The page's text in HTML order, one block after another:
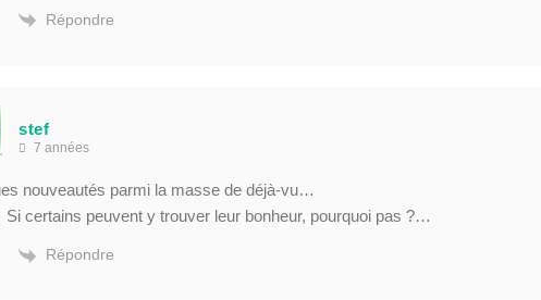
Répondre
stef
7 années
nouveautés parmi la masse de déjà-vu…
certains peuvent y trouver leur bonheur, pourquoi pas ?…
Répondre